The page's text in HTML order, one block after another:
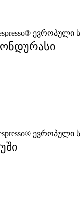
ევროპული
ევროპული